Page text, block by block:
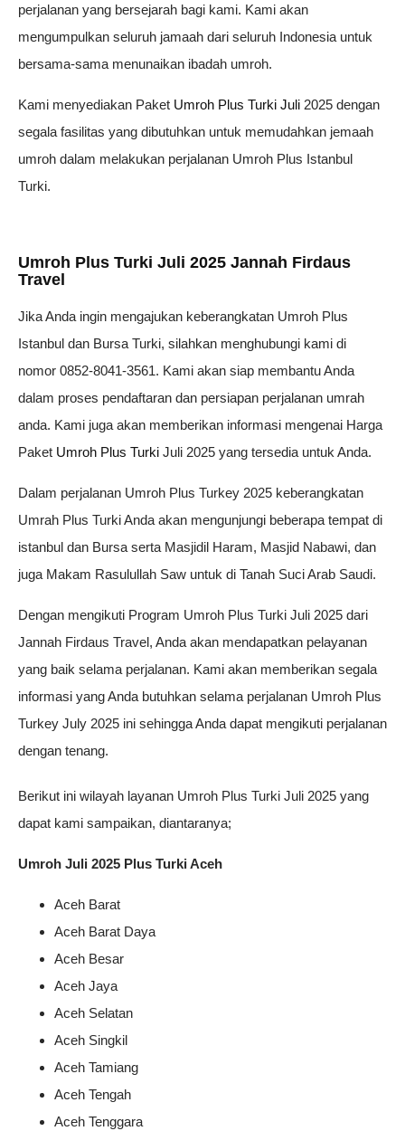
perjalanan yang bersejarah bagi kami. Kami akan
mengumpulkan seluruh jamaah dari seluruh Indonesia untuk
bersama-sama menunaikan ibadah umroh.
Kami menyediakan Paket Umroh Plus Turki Juli 2025 dengan
segala fasilitas yang dibutuhkan untuk memudahkan jemaah
umroh dalam melakukan perjalanan Umroh Plus Istanbul
Turki.
Umroh Plus Turki Juli 2025 Jannah Firdaus
Travel
Jika Anda ingin mengajukan keberangkatan Umroh Plus
Istanbul dan Bursa Turki, silahkan menghubungi kami di
nomor 0852-8041-3561. Kami akan siap membantu Anda
dalam proses pendaftaran dan persiapan perjalanan umrah
anda. Kami juga akan memberikan informasi mengenai Harga
Paket Umroh Plus Turki Juli 2025 yang tersedia untuk Anda.
Dalam perjalanan Umroh Plus Turkey 2025 keberangkatan
Umrah Plus Turki Anda akan mengunjungi beberapa tempat di
istanbul dan Bursa serta Masjidil Haram, Masjid Nabawi, dan
juga Makam Rasulullah Saw untuk di Tanah Suci Arab Saudi.
Dengan mengikuti Program Umroh Plus Turki Juli 2025 dari
Jannah Firdaus Travel, Anda akan mendapatkan pelayanan
yang baik selama perjalanan. Kami akan memberikan segala
informasi yang Anda butuhkan selama perjalanan Umroh Plus
Turkey July 2025 ini sehingga Anda dapat mengikuti perjalanan
dengan tenang.
Berikut ini wilayah layanan Umroh Plus Turki Juli 2025 yang
dapat kami sampaikan, diantaranya;
Umroh Juli 2025 Plus Turki Aceh
Aceh Barat
Aceh Barat Daya
Aceh Besar
Aceh Jaya
Aceh Selatan
Aceh Singkil
Aceh Tamiang
Aceh Tengah
Aceh Tenggara